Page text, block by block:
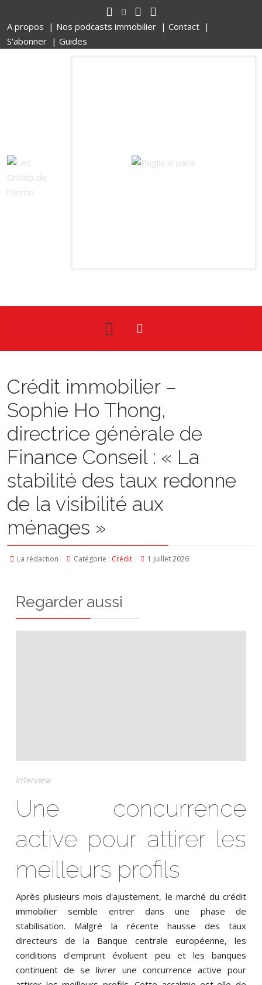
A propos | Nos podcasts immobilier | Contact |
S'abonner | Guides
Crédit immobilier –
Sophie Ho Thong,
directrice générale de
Finance Conseil : « La
stabilité des taux redonne
de la visibilité aux
ménages »
La rédaction Catégorie : Crédit 1 juillet 2026
Interview
Une concurrence
active pour attirer les
meilleurs profils
Après plusieurs mois d'ajustement, le marché du crédit
immobilier semble entrer dans une phase de
stabilisation. Malgré la récente hausse des taux
directeurs de la Banque centrale européenne, les
conditions d'emprunt évoluent peu et les banques
continuent de se livrer une concurrence active pour
Regarder aussi